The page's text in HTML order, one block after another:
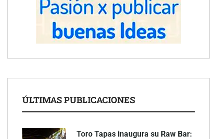
ÚLTIMAS PUBLICACIONES
Toro Tapas inaugura su Raw Bar: